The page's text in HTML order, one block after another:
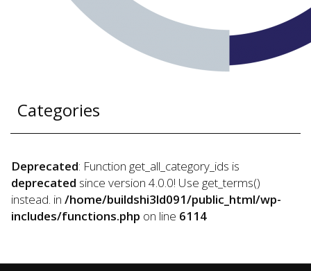
Categories
Deprecated: Function get_all_category_ids is
deprecated since version 4.0.0! Use get_terms()
instead. in /home/buildshi3ld091/public_html/wp-
includes/functions.php on line 6114